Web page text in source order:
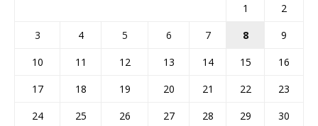
1
2
3
4 5 6 7 8
9
10
11 12 13 14 15
16
17
18 19 20 21 22
23
24
25 26 27 28 29
30